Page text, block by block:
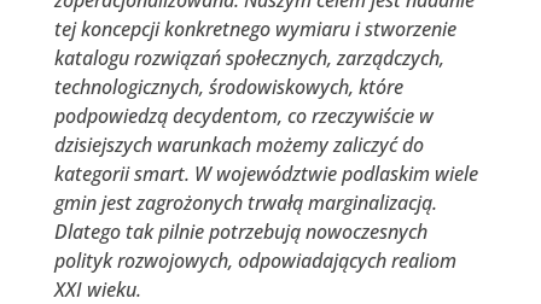
tej koncepcji konkretnego wymiaru i stworzenie
katalogu rozwiązań społecznych, zarządczych,
technologicznych, środowiskowych, które
podpowiedzą decydentom, co rzeczywiście w
dzisiejszych warunkach możemy zaliczyć do
kategorii smart. W województwie podlaskim wiele
gmin jest zagrożonych trwałą marginalizacją.
Dlatego tak pilnie potrzebują nowoczesnych
polityk rozwojowych, odpowiadających realiom
XXI wieku.